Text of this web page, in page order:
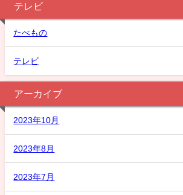
テレビ
たべもの
テレビ
アーカイブ
2023年10月
2023年8月
2023年7月